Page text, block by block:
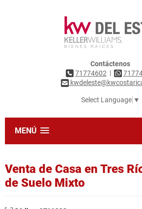
Contáctenos
71774602 |
Select Language ▼
MENÚ
Venta de Casa en Tres
de Suelo Mixto